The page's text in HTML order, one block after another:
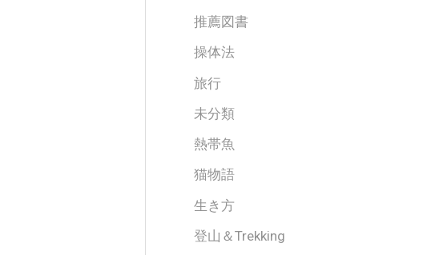
推薦図書
操体法
旅行
未分類
熱帯魚
猫物語
生き方
登山＆Trekking